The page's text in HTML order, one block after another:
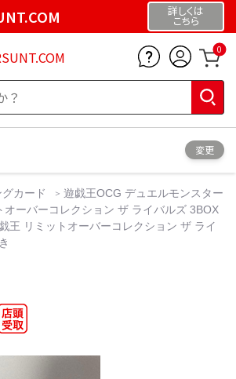
詳しくは
こちら
0
変更
グカード
遊戯王OCG デュエルモンスター
オーバーコレクション ザ ライバルズ 3BOX
王 リミットオーバーコレクション ザ ライ